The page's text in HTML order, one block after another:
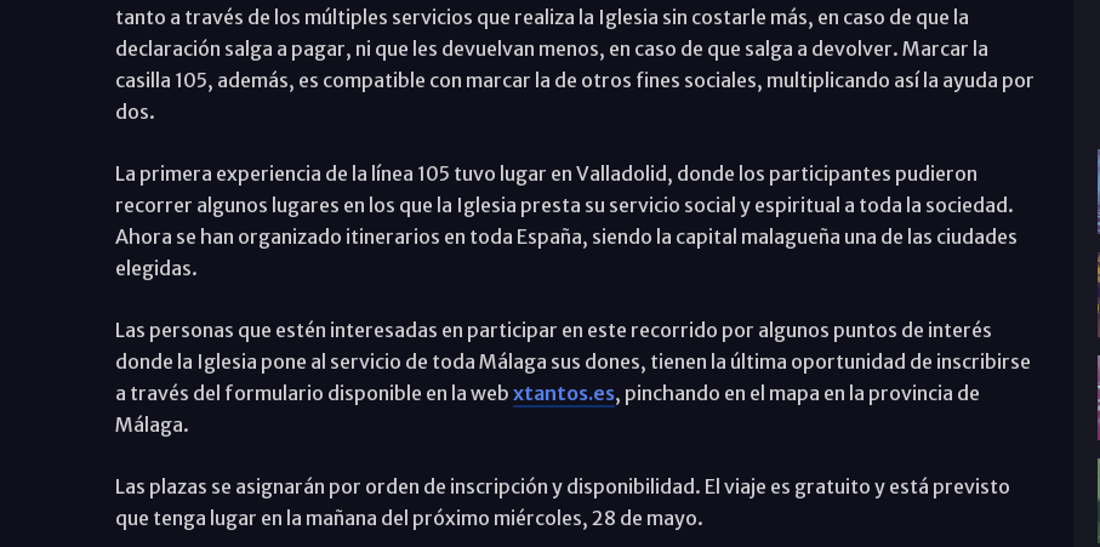
tanto a través de los múltiples servicios que realiza la Iglesia sin costarle más, en caso de que la
declaración salga a pagar, ni que les devuelvan menos, en caso de que salga a devolver. Marcar la
casilla 105, además, es compatible con marcar la de otros fines sociales, multiplicando así la ayuda por
dos.
La primera experiencia de la línea 105 tuvo lugar en Valladolid, donde los participantes pudieron
recorrer algunos lugares en los que la Iglesia presta su servicio social y espiritual a toda la sociedad.
Ahora se han organizado itinerarios en toda España, siendo la capital malagueña una de las ciudades
elegidas.
Las personas que estén interesadas en participar en este recorrido por algunos puntos de interés
donde la Iglesia pone al servicio de toda Málaga sus dones, tienen la última oportunidad de inscribirse
a través del formulario disponible en la web xtantos.es, pinchando en el mapa en la provincia de
Málaga.
Las plazas se asignarán por orden de inscripción y disponibilidad. El viaje es gratuito y está previsto
que tenga lugar en la mañana del próximo miércoles, 28 de mayo.